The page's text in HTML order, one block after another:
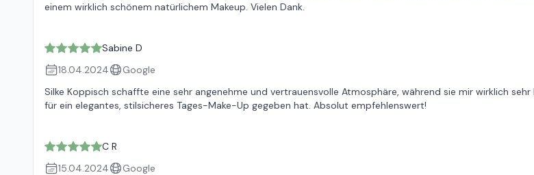
einem wirklich schönem natürlichem Makeup. Vielen Dank.
Sabine D
18.04.2024
Google
Silke Koppisch schaffte eine sehr angenehme und vertrauensvolle Atmosphäre, während sie mir wirklich sehr
für ein elegantes, stilsicheres Tages-Make-Up gegeben hat. Absolut empfehlenswert!
C R
15.04.2024
Google